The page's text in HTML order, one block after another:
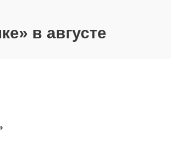
в августе